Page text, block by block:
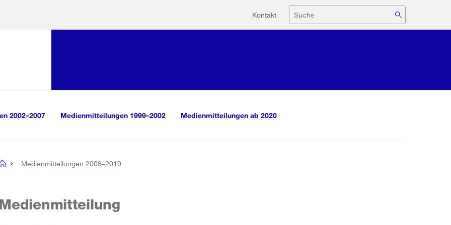
Hilfsnavigation
Kontakt Suche
2002–2007 Medienmitteilungen 1999–2002 Medienmitteilungen ab 2020
Medienmitteilungen 2008–2019